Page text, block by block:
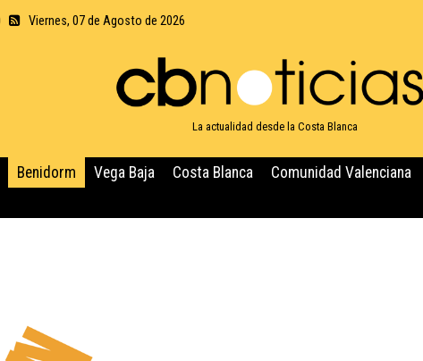
Viernes, 07 de Agosto de 2026
La actualidad desde la Costa Blanca
Benidorm Vega Baja Costa Blanca Comunidad Valenciana